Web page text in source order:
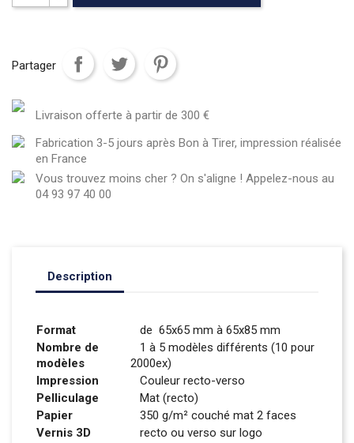
Partager
Livraison offerte à partir de 300 €
Fabrication 3-5 jours après Bon à Tirer, impression réalisée
en France
Vous trouvez moins cher ? On s'aligne ! Appelez-nous au
04 93 97 40 00
Description
Format
de 65x65 mm à 65x85 mm
Nombre de
modèles
1 à 5 modèles différents (10 pour
2000ex)
Impression
Couleur recto-verso
Pelliculage
Mat (recto)
Papier
350 g/m² couché mat 2 faces
Vernis 3D
recto ou verso sur logo